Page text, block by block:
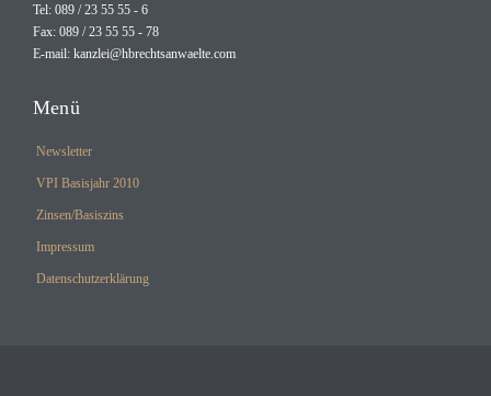
Tel: 089 / 23 55 55 - 6
Fax: 089 / 23 55 55 - 78
E-mail: kanzlei@hbrechtsanwaelte.com
Menü
Newsletter
VPI Basisjahr 2010
Zinsen/Basiszins
Impressum
Datenschutzerklärung